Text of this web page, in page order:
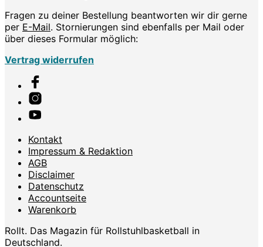
Fragen zu deiner Bestellung beantworten wir dir gerne
per E-Mail. Stornierungen sind ebenfalls per Mail oder
über dieses Formular möglich:
Vertrag widerrufen
Kontakt
Impressum & Redaktion
AGB
Disclaimer
Datenschutz
Accountseite
Warenkorb
Rollt. Das Magazin für Rollstuhlbasketball in
Deutschland.